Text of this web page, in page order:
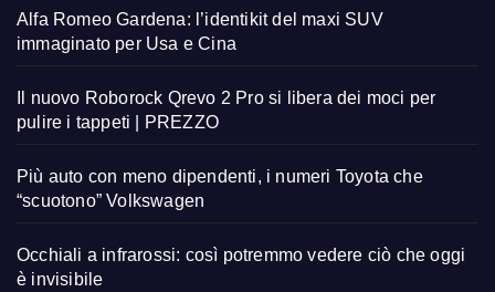
Alfa Romeo Gardena: l’identikit del maxi SUV
immaginato per Usa e Cina
Il nuovo Roborock Qrevo 2 Pro si libera dei moci per
pulire i tappeti | PREZZO
Più auto con meno dipendenti, i numeri Toyota che
“scuotono” Volkswagen
Occhiali a infrarossi: così potremmo vedere ciò che oggi
è invisibile